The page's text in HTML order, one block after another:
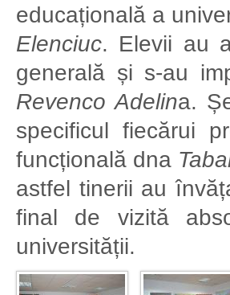
educațională a
Elenciuc. Elevii au
generală și s-au
Revenco Adelina.
specificul fiecărui
funcțională dna
astfel tinerii au
final de vizită
universității.